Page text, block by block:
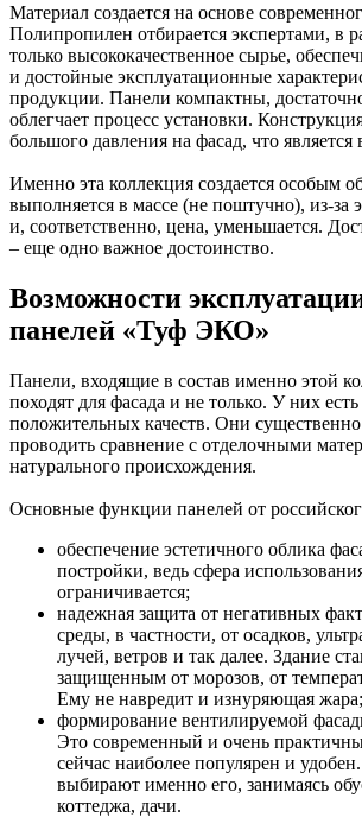
Материал создается на основе
Полипропилен отбирается экспертами, в
только высококачественное сырье,
и достойные эксплуатационные
продукции. Панели компактны,
облегчает процесс установки.
большого давления на фасад, что
Именно эта коллекция создается особым
выполняется в массе (не поштучно), из-за
и, соответственно, цена, уменьшается.
– еще одно важное достоинство.
Возможности
панелей «Туф ЭКО»
Панели, входящие в состав именно этой
походят для фасада и не только. У них
положительных качеств. Они
проводить сравнение с отделочными
натурального происхождения.
Основные функции панелей от
обеспечение эстетичного облика
постройки, ведь сфера
ограничивается;
надежная защита от негативных
среды, в частности, от осадков,
лучей, ветров и так далее. Здание
защищенным от морозов, от
Ему не навредит и изнуряющая жара;
формирование вентилируемой
Это современный и очень
сейчас наиболее популярен и
выбирают именно его, занимаясь
коттеджа, дачи.